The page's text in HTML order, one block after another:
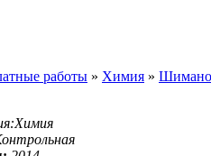
работы » Химия »